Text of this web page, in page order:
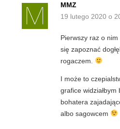
MMZ
19 lutego 2020 o
Pierwszy raz o nim
się zapoznać
rogaczem.
I może to
grafice
bohatera
albo sagowcem